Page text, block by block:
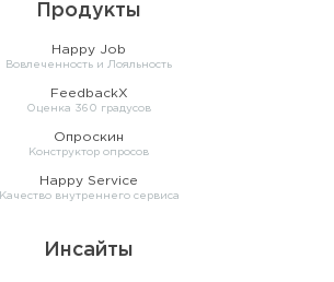
Продукты
Happy Job
Вовлеченность и Лояльность
FeedbackX
Оценка 360 градусов
Опроскин
Конструктор опросов
Happy Service
Качество внутреннего сервиса
Инсайты